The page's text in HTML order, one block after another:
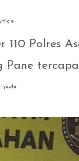
110 Polres
Pane
yxwbr